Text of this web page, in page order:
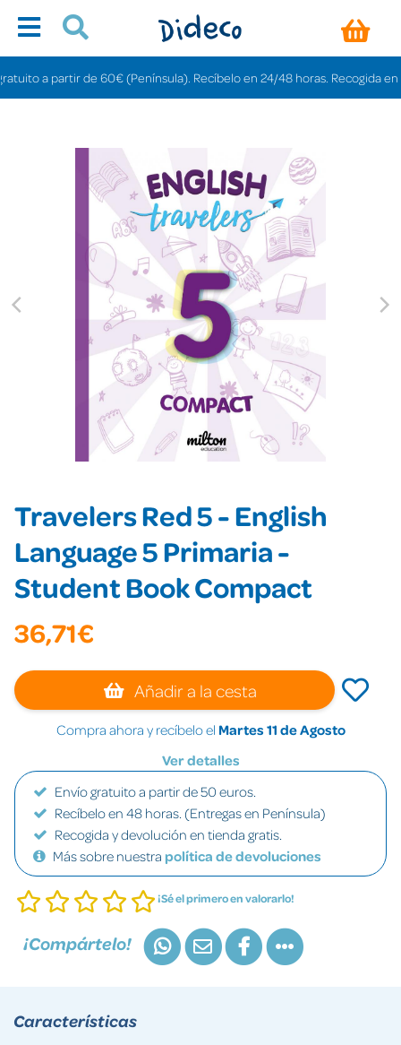
a partir de 60€ (Península). Recíbelo en 24/48 horas. Recogida en
Travelers Red 5 - English
Language 5 Primaria -
Student Book Compact
36,71€
Añadir a la cesta
Compra ahora y recíbelo el Martes 11 de Agosto
Ver detalles
Envío gratuito a partir de 50 euros.
Recíbelo en 48 horas. (Entregas en Península)
Recogida y devolución en tienda gratis.
Más sobre nuestra política de devoluciones
¡Sé el primero en valorarlo!
¡Compártelo!
Características